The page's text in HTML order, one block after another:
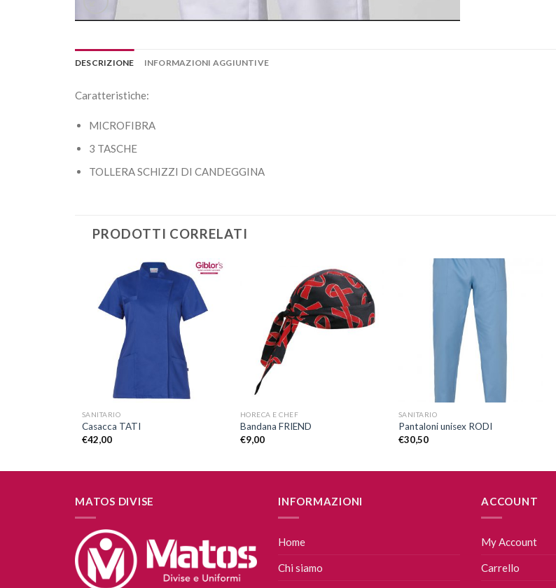
DESCRIZIONE INFORMAZIONI AGGIUNTIVE
Caratteristiche:
MICROFIBRA
3 TASCHE
TOLLERA SCHIZZI DI CANDEGGINA
PRODOTTI CORRELATI
Aggiungi
alla lista
dei
desideri
SANITARIO
Casacca TATI
€42,00
Aggiungi
alla lista
dei
desideri
+
HORECA E CHEF
Bandana FRIEND
€9,00
SANITARIO
Pantaloni unisex RODI
€30,50
MATOS DIVISE INFORMAZIONI
Home
Chi siamo
ACCOUNT
My Account
Carrello